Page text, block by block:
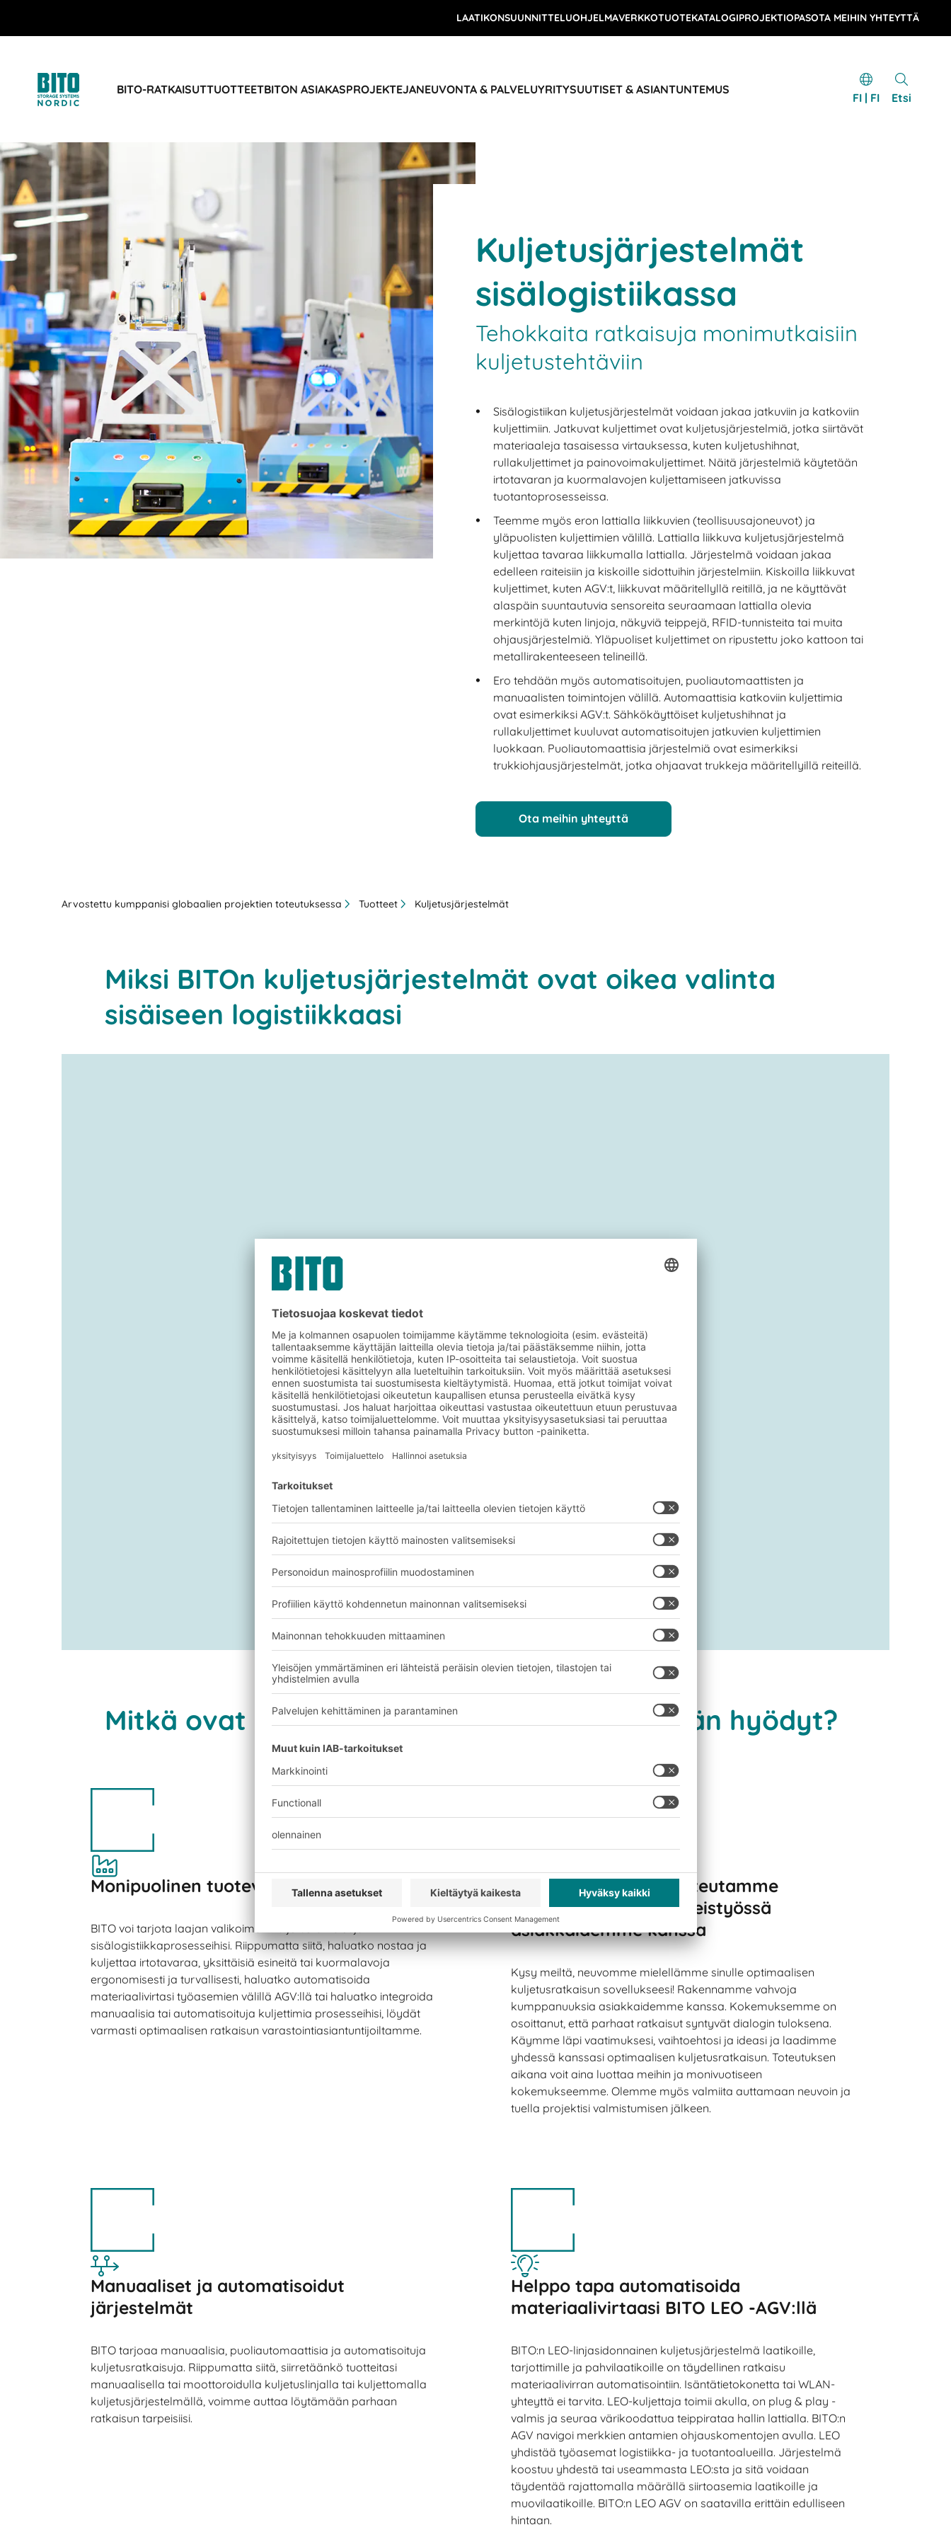
LAATIKONSUUNNITTELUOHJELMAVERKKOTUOTEKATALOGIPROJEKTIOPASOTA MEIHIN YHTEYTTÄ
BITO-RATKAISUTTUOTTEETBITON ASIAKASPROJEKTEJANEUVONTA & PALVELUYRITYSUUTISET & ASIANTUNTEMUS
FI | FI Etsi
Kuljetusjärjestelmät
sisälogistiikassa
Tehokkaita ratkaisuja monimutkaisiin
kuljetustehtäviin
Sisälogistiikan kuljetusjärjestelmät voidaan jakaa jatkuviin ja katkoviin
kuljettimiin. Jatkuvat kuljettimet ovat kuljetusjärjestelmiä, jotka siirtävät
materiaaleja tasaisessa virtauksessa, kuten kuljetushihnat,
rullakuljettimet ja painovoimakuljettimet. Näitä järjestelmiä käytetään
irtotavaran ja kuormalavojen kuljettamiseen jatkuvissa
tuotantoprosesseissa.
Teemme myös eron lattialla liikkuvien (teollisuusajoneuvot) ja
yläpuolisten kuljettimien välillä. Lattialla liikkuva kuljetusjärjestelmä
kuljettaa tavaraa liikkumalla lattialla. Järjestelmä voidaan jakaa
edelleen raiteisiin ja kiskoille sidottuihin järjestelmiin. Kiskoilla liikkuvat
kuljettimet, kuten AGV:t, liikkuvat määritellyllä reitillä, ja ne käyttävät
alaspäin suuntautuvia sensoreita seuraamaan lattialla olevia
merkintöjä kuten linjoja, näkyviä teippejä, RFID-tunnisteita tai muita
ohjausjärjestelmiä. Yläpuoliset kuljettimet on ripustettu joko kattoon tai
metallirakenteeseen telineillä.
Ero tehdään myös automatisoitujen, puoliautomaattisten ja
manuaalisten toimintojen välillä. Automaattisia katkoviin kuljettimia
ovat esimerkiksi AGV:t. Sähkökäyttöiset kuljetushihnat ja
rullakuljettimet kuuluvat automatisoitujen jatkuvien kuljettimien
luokkaan. Puoliautomaattisia järjestelmiä ovat esimerkiksi
trukkiohjausjärjestelmät, jotka ohjaavat trukkeja määritellyillä reiteillä.
Ota meihin yhteyttä
Arvostettu kumppanisi globaalien projektien toteutuksessa Tuotteet Kuljetusjärjestelmät
Miksi BITOn kuljetusjärjestelmät ovat oikea valinta
sisäiseen logistiikkaasi
Ota yhteyttä
Mitkä ovat BITOn sisäisen kuljetusjärjestelmän hyödyt?
Monipuolinen tuotevalikoima
BITO voi tarjota laajan valikoiman kuljetusratkaisuja
sisälogistiikkaprosesseihisi. Riippumatta siitä, haluatko nostaa ja
kuljettaa irtotavaraa, yksittäisiä esineitä tai kuormalavoja
ergonomisesti ja turvallisesti, haluatko automatisoida
materiaalivirtasi työasemien välillä AGV:llä tai haluatko integroida
manuaalisia tai automatisoituja kuljettimia prosesseihisi, löydät
varmasti optimaalisen ratkaisun varastointiasiantuntijoiltamme.
Suunnittelemme ja toteutamme
ratkaisuja tiiviissä yhteistyössä
asiakkaidemme kanssa
Kysy meiltä, neuvomme mielellämme sinulle optimaalisen
kuljetusratkaisun sovellukseesi! Rakennamme vahvoja
kumppanuuksia asiakkaidemme kanssa. Kokemuksemme on
osoittanut, että parhaat ratkaisut syntyvät dialogin tuloksena.
Käymme läpi vaatimuksesi, vaihtoehtosi ja ideasi ja laadimme
yhdessä kanssasi optimaalisen kuljetusratkaisun. Toteutuksen
aikana voit aina luottaa meihin ja monivuotiseen
kokemukseemme. Olemme myös valmiita auttamaan neuvoin ja
tuella projektisi valmistumisen jälkeen.
Manuaaliset ja automatisoidut
järjestelmät
BITO tarjoaa manuaalisia, puoliautomaattisia ja automatisoituja
kuljetusratkaisuja. Riippumatta siitä, siirretäänkö tuotteitasi
manuaalisella tai moottoroidulla kuljetuslinjalla tai kuljettomalla
kuljetusjärjestelmällä, voimme auttaa löytämään parhaan
ratkaisun tarpeisiisi.
Helppo tapa automatisoida
materiaalivirtaasi BITO LEO -AGV:llä
BITO:n LEO-linjasidonnainen kuljetusjärjestelmä laatikoille,
tarjottimille ja pahvilaatikoille on täydellinen ratkaisu
materiaalivirran automatisointiin. Isäntätietokonetta tai WLAN-
yhteyttä ei tarvita. LEO-kuljettaja toimii akulla, on plug & play -
valmis ja seuraa värikoodattua teippirataa hallin lattialla. BITO:n
AGV navigoi merkkien antamien ohjauskomentojen avulla. LEO
yhdistää työasemat logistiikka- ja tuotantoalueilla. Järjestelmä
koostuu yhdestä tai useammasta LEO:sta ja sitä voidaan
täydentää rajattomalla määrällä siirtoasemia laatikoille ja
muovilaatikoille. BITO:n LEO AGV on saatavilla erittäin edulliseen
hintaan.